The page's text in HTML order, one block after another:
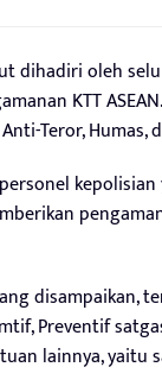
dihadiri oleh
KTT
Teror, Humas,
disampaikan,
Preventif
lainnya, yaitu